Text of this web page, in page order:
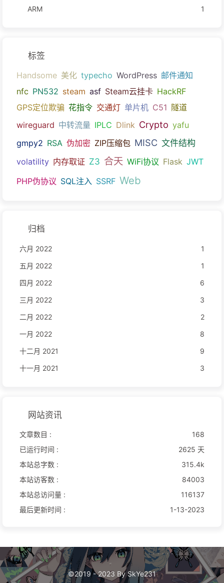
ARM
1
标签
Handsome 美化 typecho WordPress 邮件通知
nfc PN532 steam asf Steam云挂卡 HackRF
GPS定位欺骗 花指令 交通灯 单片机 C51 隧道
wireguard 中转流量 IPLC Dlink Crypto yafu
gmpy2 RSA 伪加密 ZIP压缩包 MISC 文件结构
volatility 内存取证 Z3 合天 WiFi协议 Flask JWT
PHP伪协议 SQL注入 SSRF Web
归档
六月 2022
1
五月 2022
1
四月 2022
6
三月 2022
3
二月 2022
2
一月 2022
8
十二月 2021
9
十一月 2021
3
网站资讯
文章数目 :
168
已运行时间 :
2625 天
本站总字数 :
315.4k
本站访客数 :
84003
本站总访问量 :
116137
最后更新时间 :
1-13-2023
©2019 - 2023 By SkYe231